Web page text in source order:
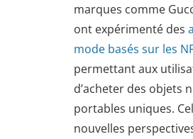
marques comme
ont expérimenté des
mode basés sur les
permettant aux
d’acheter des objets
portables uniques.
nouvelles